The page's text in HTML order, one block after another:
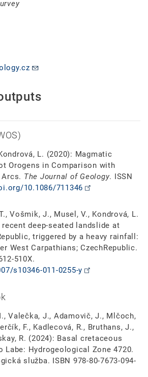
L. (2020): Magmatic
Orogens in Comparison with
The Journal of Geology. ISSN
10.1086/711346
Vošmik, J., Musel, V., Kondrová, L.
deep-seated landslide at
triggered by a heavy rainfall:
West Carpathians; CzechRepublic.
510X.
s10346-011-0255-y
Valečka, J., Adamovič, J., Mlčoch,
F., Kadlecová, R., Bruthans, J.,
R. (2024): Basal cretaceous
Hydrogeological Zone 4720.
služba. ISBN 978-80-7673-094-